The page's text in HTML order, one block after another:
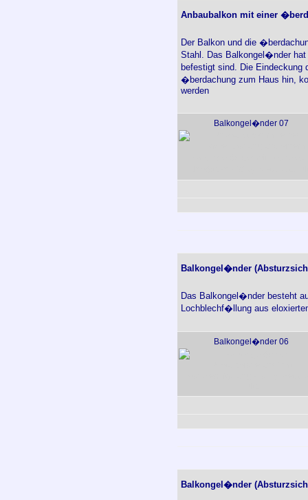
Anbaubalkon mit einer
Der Balkon und die
Stahl. Das Balkongel�nder
befestigt sind. Die
�berdachung zum Haus hin,
werden
Balkongel�nder 07
Balkongel�nder
Das Balkongel�nder besteht
Lochblechf�llung aus
Balkongel�nder 06
Balkongel�nder